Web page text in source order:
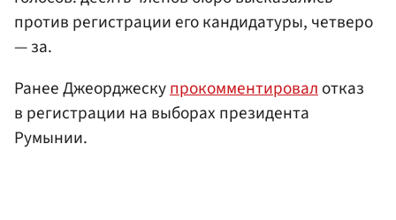
против регистрации его кандидатуры, четверо
— за.
Ранее Джеорджескупрокомментировалотказ
в регистрации на выборах президента
Румынии.